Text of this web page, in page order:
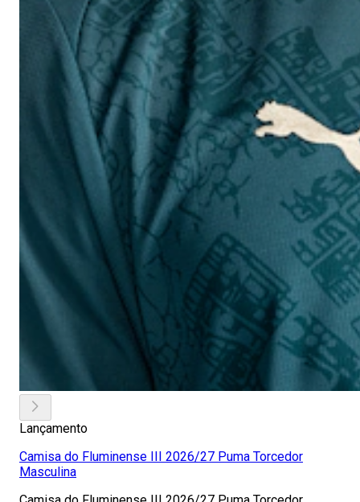
Lançamento
Camisa do Fluminense III 2026/27 Puma Torcedor
Masculina